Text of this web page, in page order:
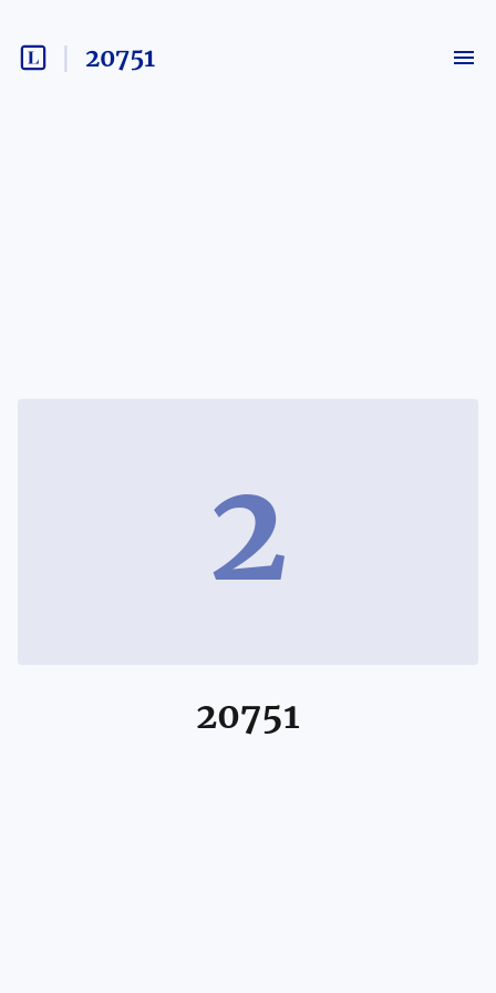
20751
2
20751